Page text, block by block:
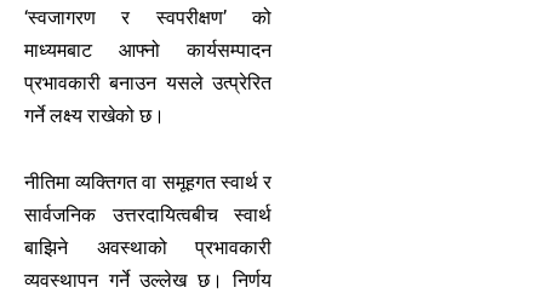
‘स्वजागरण र स्वपरीक्षण’ को
माध्यमबाट आफ्नो कार्यसम्पादन
प्रभावकारी बनाउन यसले उत्प्रेरित
गर्ने लक्ष्य राखेको छ।
नीतिमा व्यक्तिगत वा समूहगत स्वार्थ र
सार्वजनिक उत्तरदायित्वबीच स्वार्थ
बाझिने अवस्थाको प्रभावकारी
व्यवस्थापन गर्ने उल्लेख छ। निर्णय